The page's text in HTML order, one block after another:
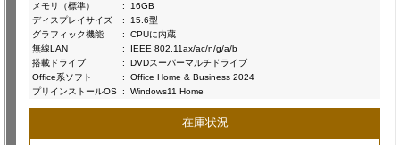
メモリ（標準）
:
16GB
ディスプレイサイズ
:
15.6型
グラフィック機能
:
CPUに内蔵
無線LAN
:
IEEE 802.11ax/ac/n/g/a/b
搭載ドライブ
:
DVDスーパーマルチドライブ
Office系ソフト
:
Office Home & Business 2024
プリインストールOS : Windows11 Home
在庫状況